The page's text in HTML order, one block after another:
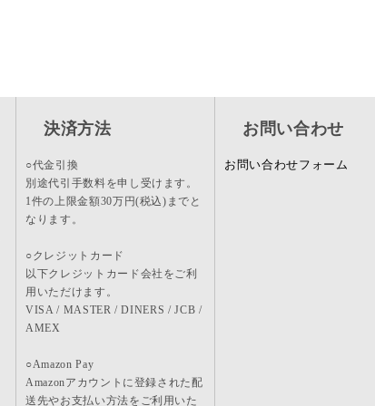
決済方法
○代金引換
別途代引手数料を申し受けます。
1件の上限金額30万円(税込)までと
なります。
○クレジットカード
以下クレジットカード会社をご利
用いただけます。
VISA / MASTER / DINERS / JCB /
AMEX
○Amazon Pay
Amazonアカウントに登録された配
送先やお支払い方法をご利用いた
お問い合わせ
お問い合わせフォーム